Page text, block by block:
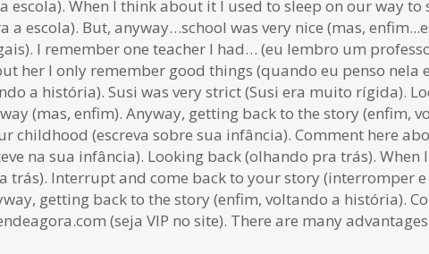
When I think about it I used to sleep on our way
escola). But, anyway…school was very nice (mas,
I remember one teacher I had… (eu lembro um
her I only remember good things (quando eu penso
a história). Susi was very strict (Susi era muito rígida).
(mas, enfim). Anyway, getting back to the story (enfim,
childhood (escreva sobre sua infância). Comment here
na sua infância). Looking back (olhando pra trás).
trás). Interrupt and come back to your story (interromper
getting back to the story (enfim, voltando a história).
(seja VIP no site). There are many